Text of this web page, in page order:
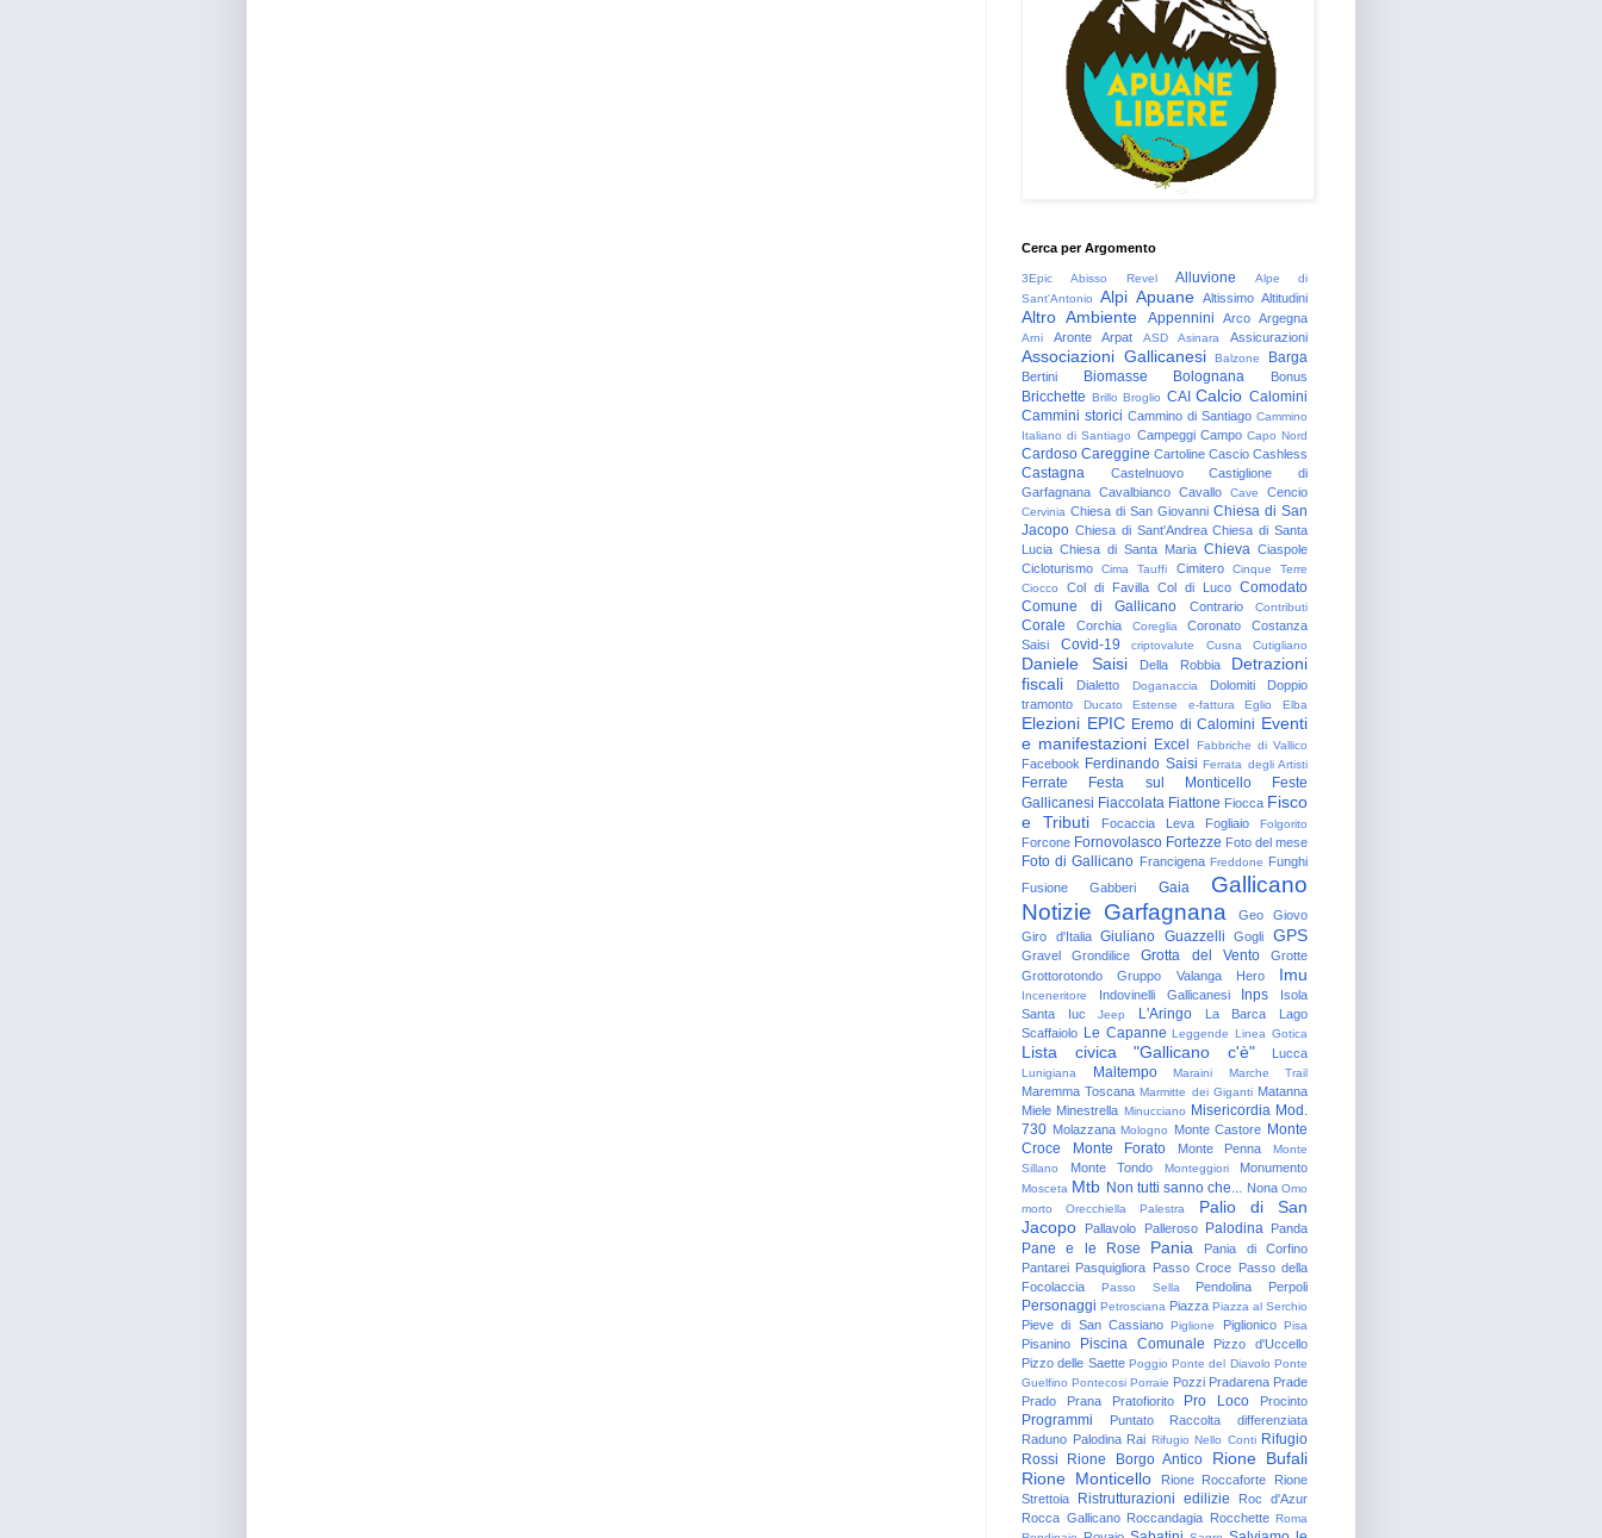
Cerca per Argomento
3Epic Abisso Revel Alluvione
Alpe di
Sant'Antonio
Alpi Apuane Altissimo Altitudini
Altro Ambiente Appennini Arco Argegna
Arni Aronte Arpat ASD Asinara Assicurazioni
Associazioni Gallicanesi Balzone Barga
Bertini Biomasse Bolognana Bonus
Bricchette Brillo Broglio CAI Calcio Calomini
Cammini storici Cammino di Santiago Cammino
Italiano di Santiago Campeggi Campo Capo Nord
Cardoso Careggine Cartoline Cascio Cashless
Castagna Castelnuovo
Castiglione di
Garfagnana Cavalbianco Cavallo Cave Cencio
Cervinia Chiesa di San Giovanni Chiesa di San
Jacopo Chiesa di Sant'Andrea Chiesa di Santa
Lucia Chiesa di Santa Maria Chieva Ciaspole
Cicloturismo
Cima Tauffi Cimitero
Cinque Terre
Ciocco
Col di Favilla Col di Luco Comodato
Comune di Gallicano
Contrario Contributi
Corale Corchia Coreglia Coronato
Costanza
Saisi
Covid-19 criptovalute Cusna Cutigliano
Daniele Saisi Della Robbia
Detrazioni
fiscali
Dialetto Doganaccia Dolomiti
Doppio
tramonto
Ducato Estense e-fattura Eglio Elba
Elezioni EPIC Eremo di Calomini Eventi
e manifestazioni Excel Fabbriche di Vallico
Facebook Ferdinando Saisi Ferrata degli Artisti
Ferrate Festa sul Monticello
Feste
Gallicanesi Fiaccolata Fiattone Fiocca Fisco
e Tributi
Focaccia Leva Fogliaio Folgorito
Forcone Fornovolasco Fortezze Foto del mese
Foto di Gallicano Francigena Freddone Funghi
Fusione
Gabberi Gaia
Gallicano
Notizie Garfagnana Geo
Giovo
Giro d'Italia
Giuliano Guazzelli Gogli GPS
Gravel Grondilice Grotta del Vento
Grotte
Grottorotondo
Gruppo Valanga Hero Imu
Inceneritore Indovinelli Gallicanesi Inps
Isola
Santa
Iuc Jeep L'Aringo La Barca
Lago
Scaffaiolo Le Capanne Leggende Linea Gotica
Lista civica "Gallicano c'è" Lucca
Lunigiana Maltempo Maraini Marche Trail
Maremma Toscana Marmitte dei Giganti Matanna
Miele Minestrella Minucciano Misericordia Mod.
730 Molazzana Mologno Monte Castore Monte
Croce
Monte Forato Monte Penna
Monte
Sillano
Monte Tondo Monteggiori Monumento
Mosceta Mtb Non tutti sanno che... Nona Omo
morto
Orecchiella Palestra
Palio di San
Jacopo
Pallavolo Palleroso Palodina Panda
Pane e le Rose Pania
Pania di Corfino
Pantarei Pasquigliora Passo Croce Passo della
Focolaccia
Passo Sella Pendolina Perpoli
Personaggi Petrosciana Piazza Piazza al Serchio
Pieve di San Cassiano Piglione Piglionico Pisa
Pisanino Piscina Comunale
Pizzo d'Uccello
Pizzo delle Saette Poggio Ponte del Diavolo Ponte
Guelfino Pontecosi Porraie Pozzi Pradarena Prade
Prado
Prana Pratofiorito Pro Loco Procinto
Programmi Puntato
Raccolta differenziata
Raduno Palodina Rai Rifugio Nello Conti Rifugio
Rossi
Rione Borgo Antico
Rione Bufali
Rione Monticello
Rione Roccaforte
Rione
Strettoia
Ristrutturazioni edilizie
Roc d'Azur
Rocca Gallicano Roccandagia Rocchette Roma